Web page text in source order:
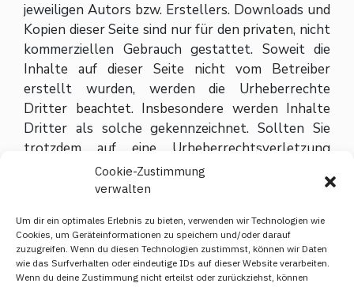
Cookie-Zustimmung
verwalten
Um dir ein optimales Erlebnis zu bieten, verwenden wir Technologien wie
Cookies, um Geräteinformationen zu speichern und/oder darauf
zuzugreifen. Wenn du diesen Technologien zustimmst, können wir Daten
wie das Surfverhalten oder eindeutige IDs auf dieser Website verarbeiten.
Wenn du deine Zustimmung nicht erteilst oder zurückziehst, können
jeweiligen Autors bzw. Erstellers. Downloads und
Kopien dieser Seite sind nur für den privaten, nicht
kommerziellen Gebrauch gestattet. Soweit die
Inhalte auf dieser Seite nicht vom Betreiber
erstellt wurden, werden die Urheberrechte
Dritter beachtet. Insbesondere werden Inhalte
Dritter als solche gekennzeichnet. Sollten Sie
trotzdem auf eine Urheberrechtsverletzung
aufmerksam werden, bitten wir um einen
entsprechenden Hinweis. Bei Bekanntwerden von
umgehend entfernen.